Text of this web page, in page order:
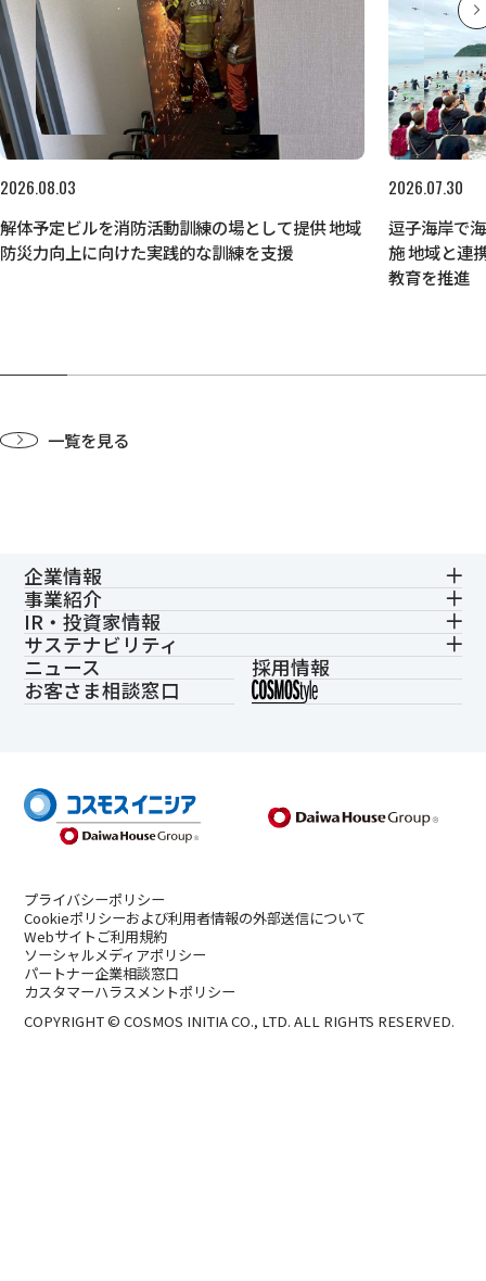
2026.08.03
解体予定ビルを消防活動訓練の場として提供 地域
防災力向上に向けた実践的な訓練を支援
2026.07.30
逗子海岸で
施 地域と連
教育を推進
一覧を見る
企業情報
事業紹介
IR・投資家情報
サステナビリティ
ニュース
採用情報
お客さま相談窓口
プライバシーポリシー
Cookieポリシーおよび利用者情報の外部送信について
Webサイトご利用規約
ソーシャルメディアポリシー
パートナー企業相談窓口
カスタマーハラスメントポリシー
COPYRIGHT © COSMOS INITIA CO., LTD. ALL RIGHTS RESERVED.